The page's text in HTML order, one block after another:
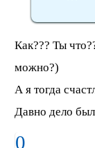
Как??? Ты
можно?)
А я тогда
Давно дело
0